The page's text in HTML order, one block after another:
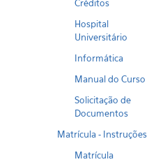
Créditos
Hospital
Universitário
Informática
Manual do Curso
Solicitação de
Documentos
Matrícula - Instruções
Matrícula